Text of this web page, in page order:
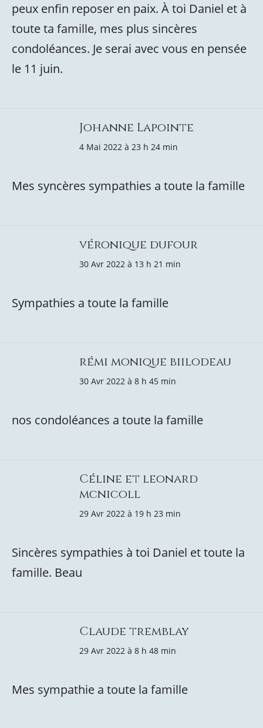
peux enfin reposer en paix. À toi Daniel et à
toute ta famille, mes plus sincères
condoléances. Je serai avec vous en pensée
le 11 juin.
Johanne Lapointe
4 Mai 2022 à 23 h 24 min
Mes syncères sympathies a toute la famille
véronique dufour
30 Avr 2022 à 13 h 21 min
Sympathies a toute la famille
rémi monique biilodeau
30 Avr 2022 à 8 h 45 min
nos condoléances a toute la famille
Céline et leonard
mcnicoll
29 Avr 2022 à 19 h 23 min
Sincères sympathies à toi Daniel et toute la
famille. Beau
Claude tremblay
29 Avr 2022 à 8 h 48 min
Mes sympathie a toute la famille